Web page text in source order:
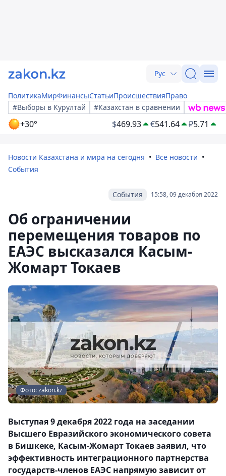
Рус
ПолитикаМирФинансыСтатьиПроисшествияПраво
#Выборы в Курултай
#Казахстан в сравнении
+30° $469.93 €541.64 ₽5.71
Новости Казахстана и мира на сегодня
Все новости
События
15:58, 09 декабря 2022
События
Об ограничении
перемещения товаров по
ЕАЭС высказался Касым-
Жомарт Токаев
Фото: zakon.kz
Выступая 9 декабря 2022 года на заседании
Высшего Евразийского экономического совета
в Бишкеке, Касым-Жомарт Токаев заявил, что
эффективность интеграционного партнерства
государств-членов ЕАЭС напрямую зависит от